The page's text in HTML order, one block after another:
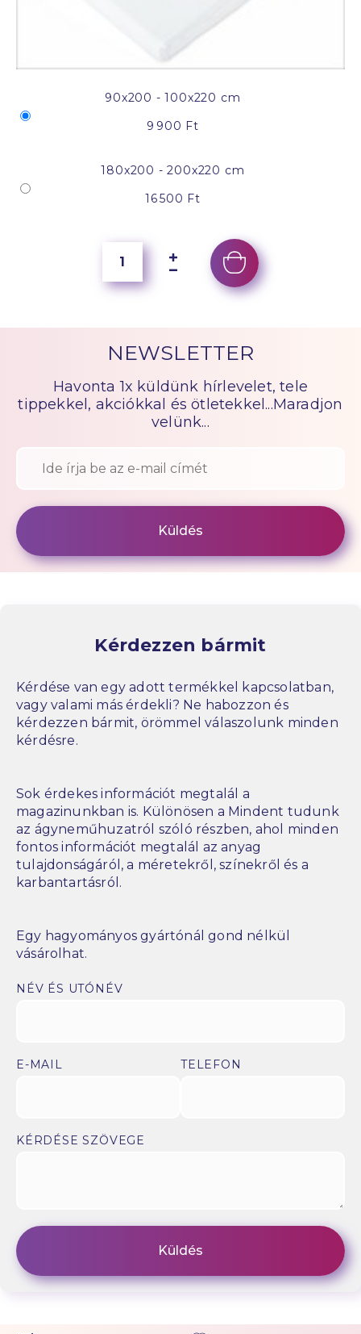
90x200 - 100x220 cm
9 900 Ft
180x200 - 200x220 cm
16 500 Ft
NEWSLETTER
Havonta 1x küldünk hírlevelet, tele
tippekkel, akciókkal és ötletekkel...Maradjon
velünk...
Kérdezzen bármit
Kérdése van egy adott termékkel kapcsolatban,
vagy valami más érdekli? Ne habozzon és
kérdezzen bármit, örömmel válaszolunk minden
kérdésre.
Sok érdekes információt megtalál a
magazinunkban is. Különösen a Mindent tudunk
az ágyneműhuzatról szóló részben, ahol minden
fontos információt megtalál az anyag
tulajdonságáról, a méretekről, színekről és a
karbantartásról.
Egy hagyományos gyártónál gond nélkül
vásárolhat.
NÉV ÉS UTÓNÉV
E-MAIL TELEFON
KÉRDÉSE SZÖVEGE